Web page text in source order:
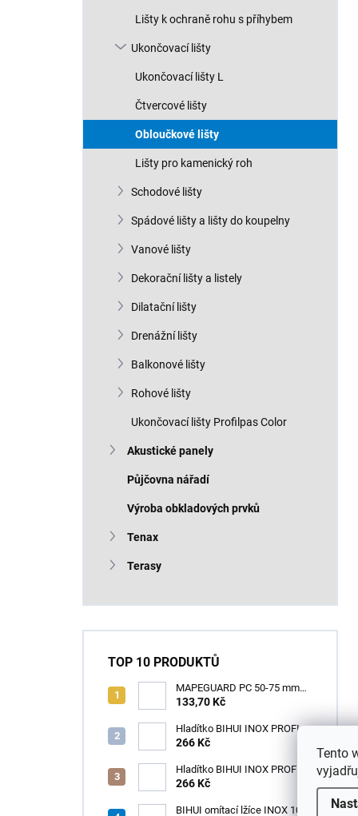
Tento
Lišty k ochraně rohu s příhybem
Ukončovací lišty
Ukončovací lišty L
Čtvercové lišty
Obloučkové lišty
Lišty pro kamenický roh
Schodové lišty
Spádové lišty a lišty do koupelny
Vanové lišty
Dekorační lišty a listely
Dilatační lišty
Drenážní lišty
Balkonové lišty
Rohové lišty
Ukončovací lišty Profilpas Color
Akustické panely
Půjčovna nářadí
Výroba obkladových prvků
Tenax
Terasy
TOP 10 PRODUKTŮ
MAPEGUARD PC 50-75 mm
(1box=25ks) /1ks
133,70 Kč
Hladítko BIHUI INOX PROFI
280 x 120 mm zub 12mm -
266 Kč
Hladítko BIHUI INOX PROFI
280 x 120 mm zub 3,2mm -
266 Kč
BIHUI omítací lžíce INOX 100